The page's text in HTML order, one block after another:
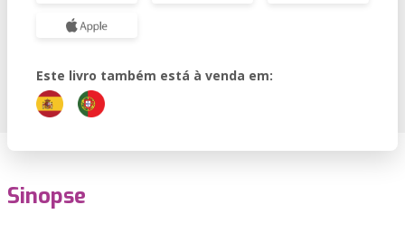
Este livro também está à venda em:
Sinopse